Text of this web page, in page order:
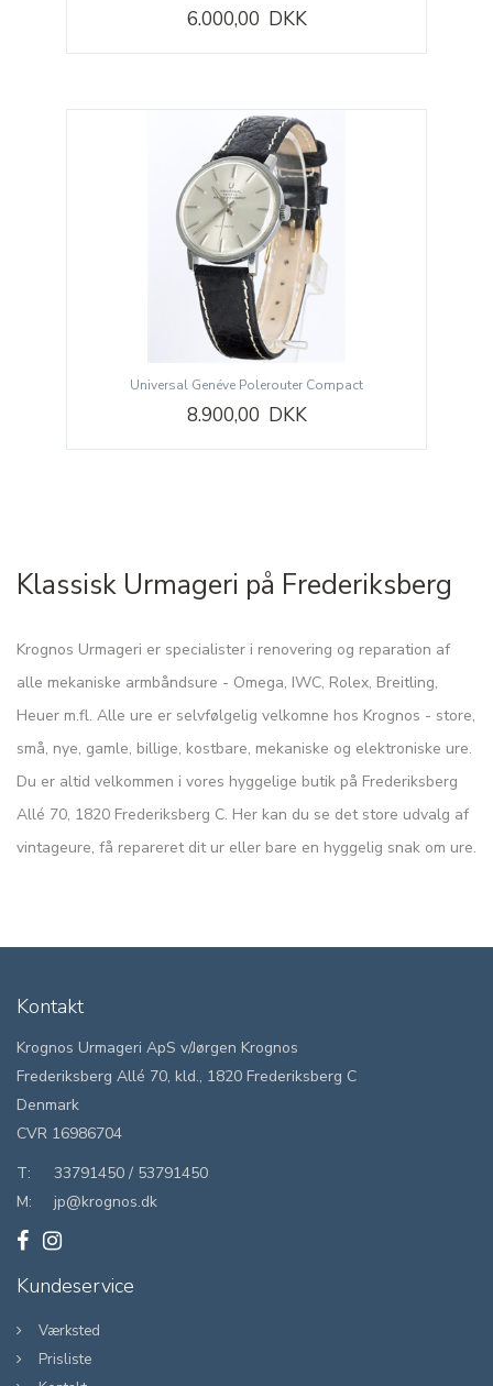
6.000,00 DKK
Universal Genéve Polerouter Compact
8.900,00 DKK
Klassisk Urmageri på Frederiksberg
Krognos Urmageri er specialister i renovering og reparation af
alle mekaniske armbåndsure - Omega, IWC, Rolex, Breitling,
Heuer m.fl. Alle ure er selvfølgelig velkomne hos Krognos - store,
små, nye, gamle, billige, kostbare, mekaniske og elektroniske ure.
Du er altid velkommen i vores hyggelige butik på Frederiksberg
Allé 70, 1820 Frederiksberg C. Her kan du se det store udvalg af
vintageure, få repareret dit ur eller bare en hyggelig snak om ure.
Kontakt
Krognos Urmageri ApS v/Jørgen Krognos
Frederiksberg Allé 70, kld., 1820 Frederiksberg C
Denmark
CVR 16986704
T:
33791450 / 53791450
M:
jp@krognos.dk
Kundeservice
Værksted
Prisliste